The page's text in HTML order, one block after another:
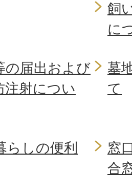
飼
に
の届出および
注射につい
墓
て
らしの便利
窓
合